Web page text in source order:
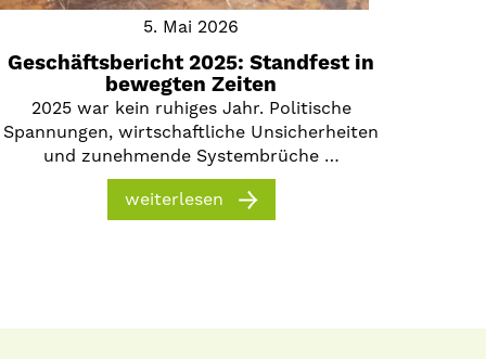
5. Mai 2026
Geschäftsbericht 2025: Standfest in
bewegten Zeiten
2025 war kein ruhiges Jahr. Politische
Spannungen, wirtschaftliche Unsicherheiten
und zunehmende Systembrüche …
weiterlesen